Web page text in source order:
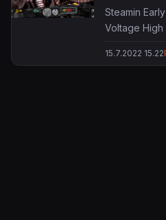
Steamin
Voltage High
15.7.2022 15.22